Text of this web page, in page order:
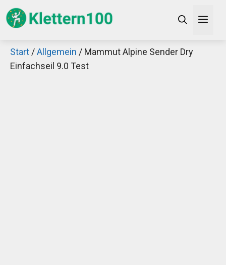
Zum
Inhalt
Start /Allgemein / Mammut Alpine Sender Dry
Einfachseil 9.0 TestDecathlon Sale